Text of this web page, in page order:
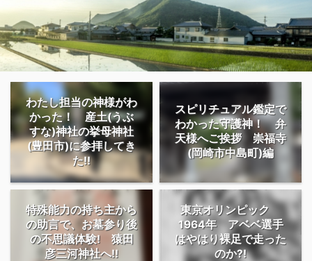
わたし担当の神様がわ
かった！ 産土(うぶ
すな)神社の挙母神社
(豊田市)に参拝してき
た!!
スピリチュアル鑑定で
わかった守護神！ 弁
天様へご挨拶 崇福寺
(岡崎市中島町)編
特殊能力の持ち主から
の助言で、お墓参り後
の不思議体験! 猿田
彦三河神社へ!!
東京オリンピック
1964年 アベベ選手
はやはり裸足で走った
のか?!